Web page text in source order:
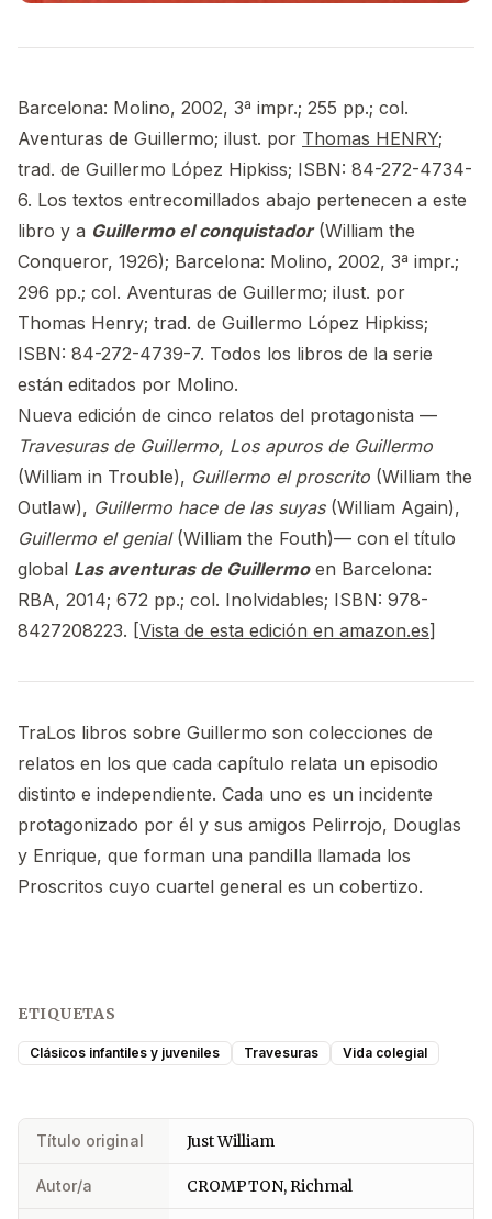
Barcelona: Molino, 2002, 3ª impr.; 255 pp.; col.
Aventuras de Guillermo; ilust. por Thomas HENRY;
trad. de Guillermo López Hipkiss; ISBN: 84-272-4734-
6. Los textos entrecomillados abajo pertenecen a este
libro y a Guillermo el conquistador(William the
Conqueror, 1926); Barcelona: Molino, 2002, 3ª impr.;
296 pp.; col. Aventuras de Guillermo; ilust. por
Thomas Henry; trad. de Guillermo López Hipkiss;
ISBN: 84-272-4739-7. Todos los libros de la serie
están editados por Molino.
Nueva edición de cinco relatos del protagonista —
Travesuras de Guillermo, Los apuros de Guillermo
(William in Trouble), Guillermo el proscrito (William the
Outlaw), Guillermo hace de las suyas(William Again),
Guillermo el genial(William the Fouth)— con el título
global Las aventuras de Guillermoen Barcelona:
RBA, 2014; 672 pp.; col. Inolvidables; ISBN: 978-
8427208223. [Vista de esta edición en amazon.es]
TraLos libros sobre Guillermo son colecciones de
relatos en los que cada capítulo relata un episodio
distinto e independiente. Cada uno es un incidente
protagonizado por él y sus amigos Pelirrojo, Douglas
y Enrique, que forman una pandilla llamada los
Proscritos cuyo cuartel general es un cobertizo.
ETIQUETAS
Clásicos infantiles y juveniles Travesuras Vida colegial
Título original Just William
Autor/a CROMPTON, Richmal